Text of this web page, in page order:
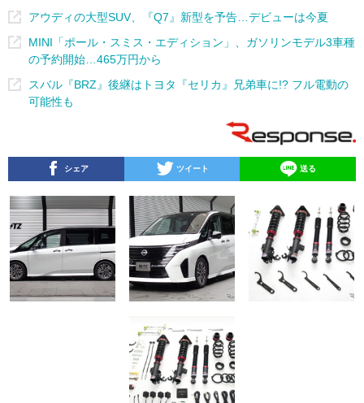
アウディの大型SUV、『Q7』新型を予告…デビューは今夏
MINI「ポール・スミス・エディション」、ガソリンモデル3車種
の予約開始…465万円から
スバル『BRZ』後継はトヨタ『セリカ』兄弟車に!? フル電動の
可能性も
シェア ツイート 送る